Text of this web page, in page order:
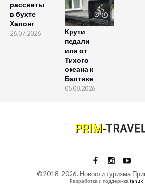
рассветы
в бухте
Халонг
26.07.2026
Крути
педали
или от
Тихого
океана к
Балтике
05.08.2026
©2018-2026. Новости туризма
Разработка и поддержка